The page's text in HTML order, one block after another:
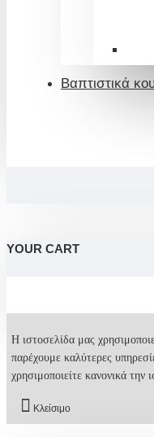
Βαπτιστικά
YOUR CART
Η ιστοσελίδα μας
παρέχουμε καλύτερες
χρησιμοποιείτε κανονικά την
Κλείσιμο